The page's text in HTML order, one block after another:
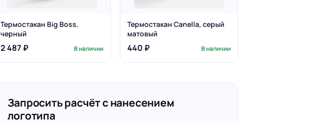
Термостакан Big Boss,
черный
2 487 ₽ В наличии
Термостакан Canella, серый
матовый
440 ₽ В наличии
Запросить расчёт с нанесением
логотипа